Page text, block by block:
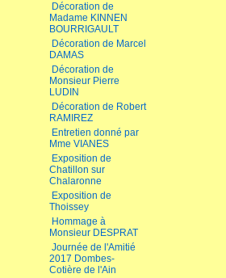
Décoration de
Madame KINNEN
BOURRIGAULT
Décoration de Marcel
DAMAS
Décoration de
Monsieur Pierre
LUDIN
Décoration de Robert
RAMIREZ
Entretien donné par
Mme VIANES
Exposition de
Chatillon sur
Chalaronne
Exposition de
Thoissey
Hommage à
Monsieur DESPRAT
Journée de l'Amitié
2017 Dombes-
Cotière de l'Ain